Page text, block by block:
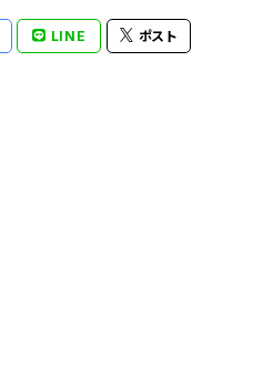
LINE ポスト